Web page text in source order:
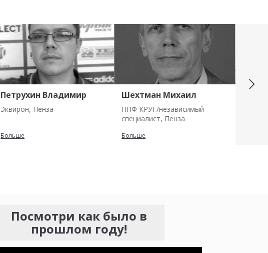
Петрухин Владимир
Эквирон, Пенза
Больше
Шехтман Михаил
НПФ КРУГ/независимый
специалист, Пенза
Больше
Посмотри как было в
прошлом году!